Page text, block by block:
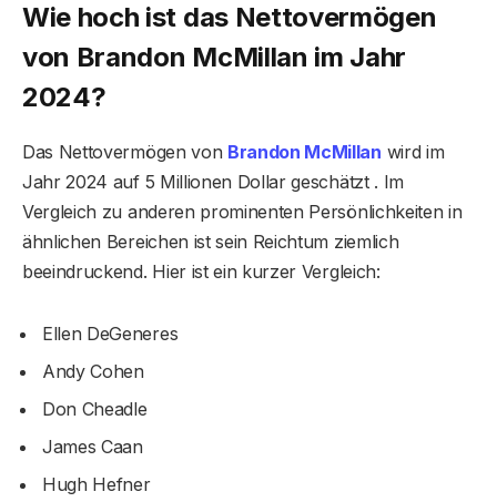
Wie hoch ist das Nettovermögen
von Brandon McMillan im Jahr
2024?
Das Nettovermögen von Brandon McMillan wird im
Jahr 2024 auf 5 Millionen Dollar geschätzt . Im
Vergleich zu anderen prominenten Persönlichkeiten in
ähnlichen Bereichen ist sein Reichtum ziemlich
beeindruckend. Hier ist ein kurzer Vergleich:
Ellen DeGeneres
Andy Cohen
Don Cheadle
James Caan
Hugh Hefner